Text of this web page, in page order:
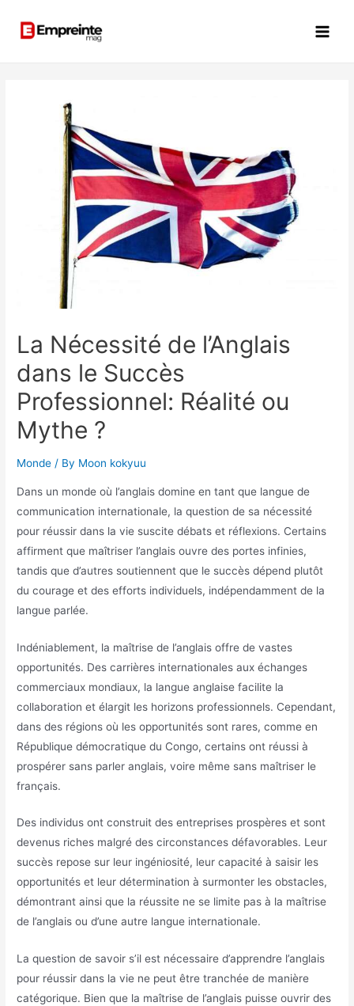
La Nécessité de l’Anglais
dans le Succès
Professionnel: Réalité ou
Mythe ?
Monde / By Moon kokyuu
Dans un monde où l’anglais domine en tant que langue de
communication internationale, la question de sa nécessité
pour réussir dans la vie suscite débats et réflexions. Certains
affirment que maîtriser l’anglais ouvre des portes infinies,
tandis que d’autres soutiennent que le succès dépend plutôt
du courage et des efforts individuels, indépendamment de la
langue parlée.
Indéniablement, la maîtrise de l’anglais offre de vastes
opportunités. Des carrières internationales aux échanges
commerciaux mondiaux, la langue anglaise facilite la
collaboration et élargit les horizons professionnels. Cependant,
dans des régions où les opportunités sont rares, comme en
République démocratique du Congo, certains ont réussi à
prospérer sans parler anglais, voire même sans maîtriser le
français.
Des individus ont construit des entreprises prospères et sont
devenus riches malgré des circonstances défavorables. Leur
succès repose sur leur ingéniosité, leur capacité à saisir les
opportunités et leur détermination à surmonter les obstacles,
démontrant ainsi que la réussite ne se limite pas à la maîtrise
de l’anglais ou d’une autre langue internationale.
La question de savoir s’il est nécessaire d’apprendre l’anglais
pour réussir dans la vie ne peut être tranchée de manière
catégorique. Bien que la maîtrise de l’anglais puisse ouvrir des